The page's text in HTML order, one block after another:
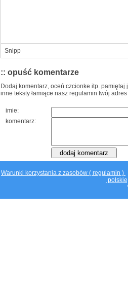
Snipp
:: opuść komentarze
Dodaj komentarz, oceń czcionke itp.
inne teksty łamiące nasz regulamin twój
imie:
komentarz:
Warunki korzystania z zasobów ( regulamin )